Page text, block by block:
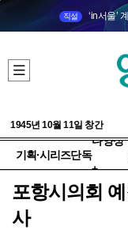
직설 ‘in서울’
1945년 10월 11일 창간
기획·시리즈단독
다양성
+
포항시의회
사